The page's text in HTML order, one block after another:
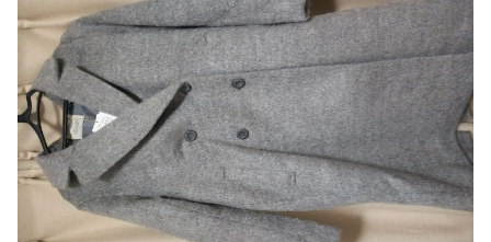
福袋
yuriogawaさん(@insta_fashion_girlyuri)がシェアした投稿 – 2019